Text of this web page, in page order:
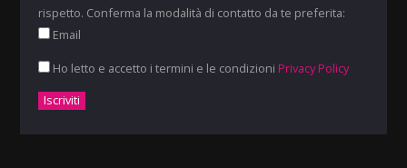
rispetto. Conferma la modalità di contatto da te preferita:
Email
Ho letto e accetto i termini e le condizioni Privacy Policy